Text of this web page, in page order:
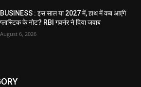
BUSINESS : इस साल या 2027 में, हाथ में कब आएंगे
प्लास्टिक के नोट? RBI गवर्नर ने दिया जवाब
August 6, 2026